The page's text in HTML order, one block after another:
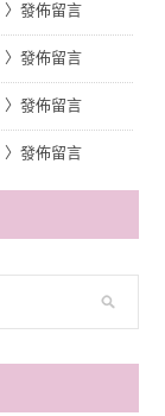
〉發佈留言
〉發佈留言
〉發佈留言
〉發佈留言